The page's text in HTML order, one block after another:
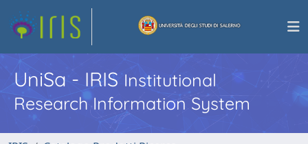
UniSa - IRISInstitutional
Research Information System